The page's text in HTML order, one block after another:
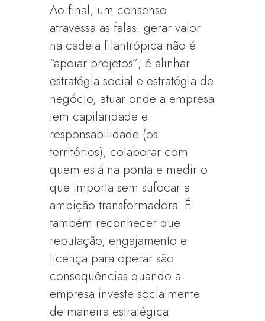
Ao final, um consenso
atravessa as falas: gerar valor
na cadeia filantrópica não é
“apoiar projetos”; é alinhar
estratégia social e estratégia de
negócio, atuar onde a empresa
tem capilaridade e
responsabilidade (os
territórios), colaborar com
quem está na ponta e medir o
que importa sem sufocar a
ambição transformadora. É
também reconhecer que
reputação, engajamento e
licença para operar são
consequências quando a
empresa investe socialmente
de maneira estratégica.